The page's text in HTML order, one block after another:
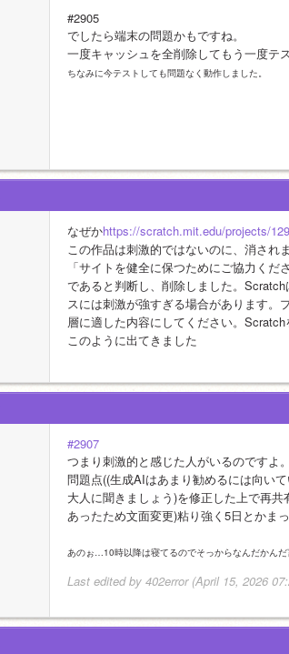
#2905
でしたら端末の問題かもですね。
一度キャッシュを全削除してもう一度テ
ちなみに今テストしても問題なく動作しました。
なぜかhttps://scratch.mit.edu/projects/
この作品は刺激的ではないのに、消され
「サイトを健全に保つためにご協力く
であると判断し、削除しました。
スには刺激が強すぎる場合があります。
層に適した内容にしてください。
このように出てきました
#2907
つまり刺激的と感じた人がいるのですよ。
問題点((生成AIはあまり勧めるには向い
大人に聞きましょう)を修正した上で再
あったため文面変更)粘り強く5日とかま
あのぉ…10時以降は寝てるのでそっからなんだかん
Last edited by 402error (April 15, 2026